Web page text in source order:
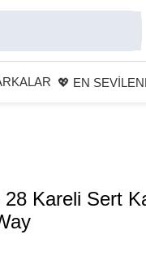
💖 EN
28 Kareli Sert